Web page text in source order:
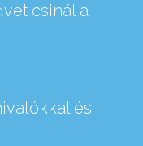
csinál a
és